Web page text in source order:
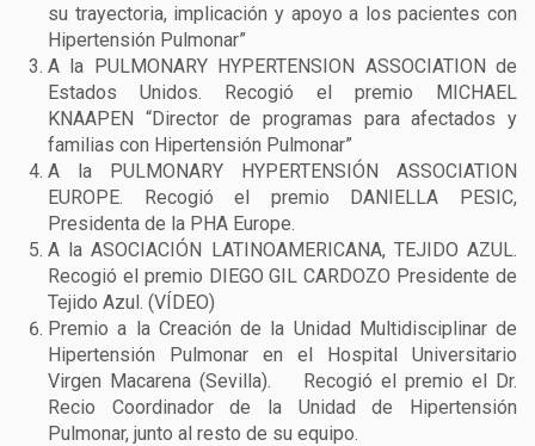
su trayectoria, implicación y apoyo a los pacientes con
Hipertensión Pulmonar”
A la PULMONARY HYPERTENSION ASSOCIATION de
Estados Unidos. Recogió el premio MICHAEL
KNAAPEN “Director de programas para afectados y
familias con Hipertensión Pulmonar”
A la PULMONARY HYPERTENSIÓN ASSOCIATION
EUROPE. Recogió el premio DANIELLA PESIC,
Presidenta de la PHA Europe.
A la ASOCIACIÓN LATINOAMERICANA, TEJIDO AZUL.
Recogió el premio DIEGO GIL CARDOZO Presidente de
Tejido Azul. (VÍDEO)
Premio a la Creación de la Unidad Multidisciplinar de
Hipertensión Pulmonar en el Hospital Universitario
Virgen Macarena (Sevilla). Recogió el premio el Dr.
Recio Coordinador de la Unidad de Hipertensión
Pulmonar, junto al resto de su equipo.